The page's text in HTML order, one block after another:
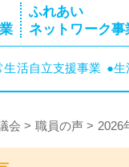
ふれあい
ネットワーク事
生活自立支援事業 ●生
会 > 職員の声 > 2026